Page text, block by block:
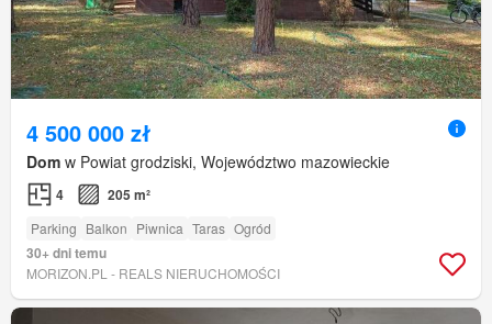
4 500 000 zł
Dom w Powiat grodziski, Województwo mazowieckie
4 205 m²
Parking Balkon Piwnica Taras Ogród
30+ dni temu
MORIZON.PL - REALS NIERUCHOMOŚCI